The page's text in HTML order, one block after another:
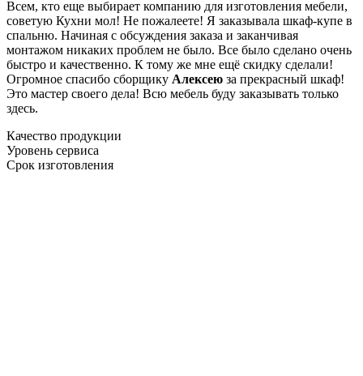
Всем, кто еще выбирает компанию для изготовления мебели,
советую Кухни мол! Не пожалеете! Я заказывала шкаф-купе в
спальню. Начиная с обсуждения заказа и заканчивая
монтажом никаких проблем не было. Все было сделано очень
быстро и качественно. К тому же мне ещё скидку сделали!
Огромное спасибо сборщику Алексею за прекрасный шкаф!
Это мастер своего дела! Всю мебель буду заказывать только
здесь.
Качество продукции
Уровень сервиса
Срок изготовления